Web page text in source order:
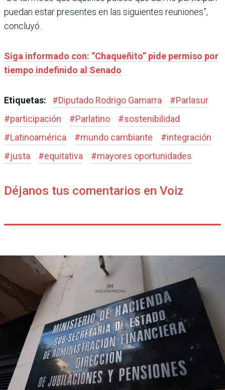
puedan estar presentes en las siguientes reuniones”,
concluyó.
Siga informado con: “Chaqueñito” pide permiso por
tiempo indefinido al Senado
Etiquetas: #Diputado Rodrigo Gamarra #Parlasur
#participación #Parlatino #sostenibilidad
#Latinoamérica #mundo cambiante #integración
#justa #equitativa #mayores oportunidades
Déjanos tus comentarios en Voiz